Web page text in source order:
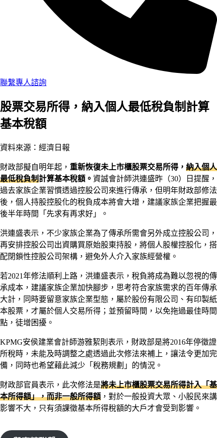
聯繫專人諮詢
股票交易所得，納入個人最低稅負制計算
基本稅額
資料來源：經濟日報
財政部擬自明年起， 重新恢復未上市櫃股票交易所得， 納入個人
最低稅負制計算基本稅額。 資誠會計師洪連盛昨（30）日提醒，
過去家族企業習慣透過控股公司來進行傳承，但明年財政部修法
後，個人持股控股化的稅負成本將會大增，建議家族企業把握最
後半年時間「先求有再求好」。
洪連盛表示，不少家族企業為了傳承所需會另外成立控股公司，
再安排控股公司出資購買原始股東持股，將個人股權控股化，搭
配閉鎖性控股公司架構，避免外人介入家族經營權。
若2021年修法順利上路，洪連盛表示，稅負將成為難以忽視的傳
承成本，建議家族企業加快腳步，思考符合家族需求的百年傳承
大計，同時要留意家族企業型態，屬於股份有限公司、有印製紙
本股票，才屬於個人交易所得；並預留時間，以免拖過最佳時間
點，徒增困擾。
KPMG安侯建業會計師游雅絜則表示，財政部是將2016年停徵證
所稅時，未能及時調整之處透過此次修法來補上，讓法令更加完
備，同時也希望藉此減少「稅務規劃」的情況。
財政部官員表示，此次修法是將未上市櫃股票交易所得計入「基
本所得額」，而非一般所得額 ，對於一般投資大眾、小股民來講
影響不大，只有須課徵基本所得稅額的大戶才會受到影響。